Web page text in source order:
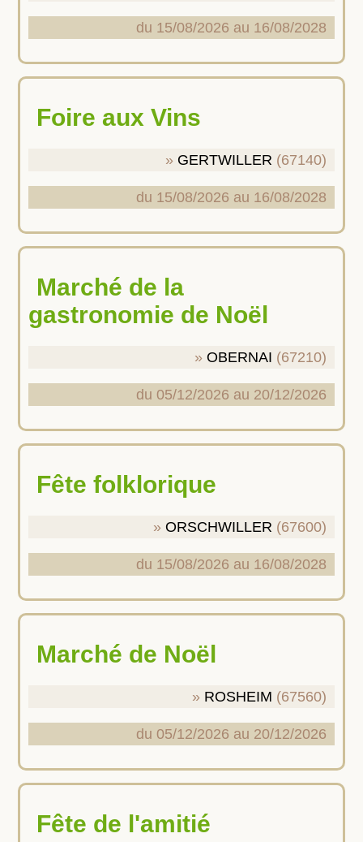
du 15/08/2026 au 16/08/2028
Foire aux Vins
GERTWILLER (67140)
du 15/08/2026 au 16/08/2028
Marché de la
gastronomie de Noël
OBERNAI (67210)
du 05/12/2026 au 20/12/2026
Fête folklorique
ORSCHWILLER (67600)
du 15/08/2026 au 16/08/2028
Marché de Noël
ROSHEIM (67560)
du 05/12/2026 au 20/12/2026
Fête de l'amitié